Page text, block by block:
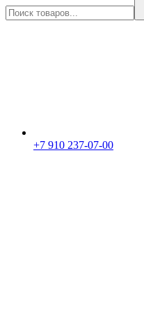
+7 910 237-07-00